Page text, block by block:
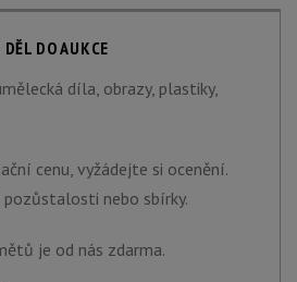
DO AUKCE
díla, obrazy, plastiky,
cenu, vyžádejte si ocenění.
nebo sbírky.
je od nás zdarma.